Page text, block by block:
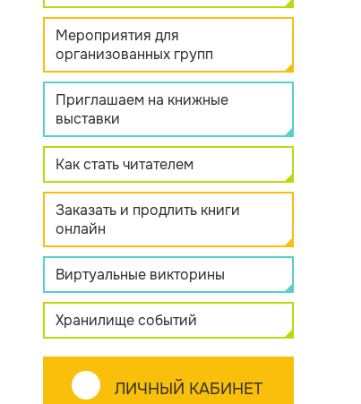
Мероприятия для
организованных групп
Приглашаем на книжные
выставки
Как стать читателем
Заказать и продлить книги
онлайн
Виртуальные викторины
Хранилище событий
ЛИЧНЫЙ КАБИНЕТ